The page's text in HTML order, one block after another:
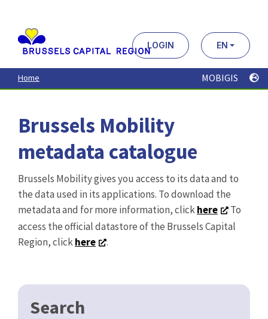
contenu
principal
LOGIN EN
Home MOBIGIS
Brussels Mobility
metadata catalogue
Brussels Mobility gives you access to its data and to
the data used in its applications. To download the
metadata and for more information, clickhere
To
access the official datastore of the Brussels Capital
Region, clickhere .
Search